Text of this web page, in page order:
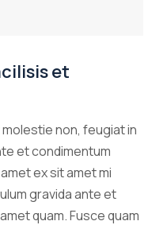
et
non, feugiat in
et condimentum
ex sit amet mi
gravida ante et
quam. Fusce quam